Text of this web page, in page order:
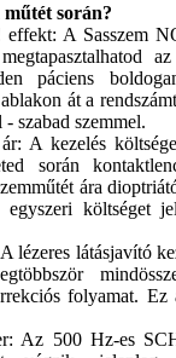
során?
A Sasszem
páciens
át a
szabad szemmel.
A kezelés
során
ára
egyszeri költséget
lézeres látásjavító
folyamat. Ez
Az 500 Hz-es